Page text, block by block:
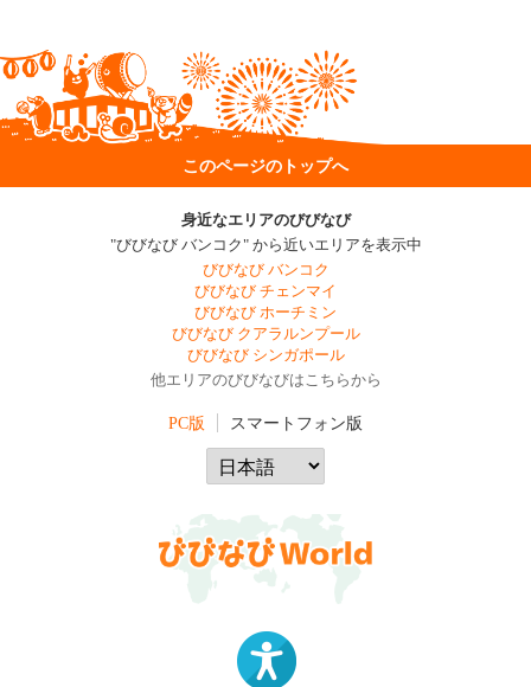
このページのトップへ
身近なエリアのびびなび
"びびなび バンコク" から近いエリアを表示中
びびなび バンコク
びびなび チェンマイ
びびなび ホーチミン
びびなび クアラルンプール
びびなび シンガポール
他エリアのびびなびはこちらから
PC版 スマートフォン版